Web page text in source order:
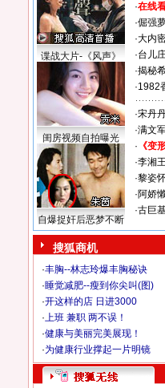
谍战大片-《风声》
闺房视频自拍曝光
自爆捉奸后恶梦不断
·在线
·倔强
·大内
·台儿
·揭秘
·1982
·宋丹
·满文
· 《变
·李湘
·黎姿
·阿娇
·古巨
搜狐商机
·丰胸--林志玲爆丰胸秘诀
·睡觉减肥--瘦到你尖叫(图)
·开这样的店 日进3000
·上班 兼职 两不误！
·健康与美丽完美展现！
·为健康行业撑起一片明镜